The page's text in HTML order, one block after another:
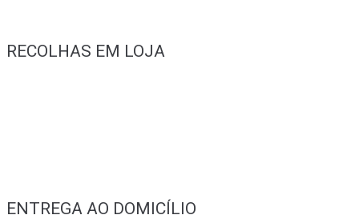
RECOLHAS EM LOJA
ENTREGA AO DOMICÍLIO